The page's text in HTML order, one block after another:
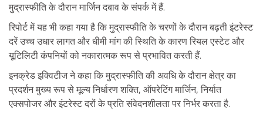
मुद्रास्फीति के दौरान मार्जिन दबाव के संपर्क में हैं.
रिपोर्ट में यह भी कहा गया है कि मुद्रास्फीति के चरणों के दौरान बढ़ती इंटरेस्ट
दरें उच्च उधार लागत और धीमी मांग की स्थिति के कारण रियल एस्टेट और
यूटिलिटी कंपनियों को नकारात्मक रूप से प्रभावित करती हैं.
इनक्रेड इक्विटीज ने कहा कि मुद्रास्फीति की अवधि के दौरान क्षेत्र का
प्रदर्शन मुख्य रूप से मूल्य निर्धारण शक्ति, ऑपरेटिंग मार्जिन, निर्यात
एक्सपोजर और इंटरेस्ट दरों के प्रति संवेदनशीलता पर निर्भर करता है.